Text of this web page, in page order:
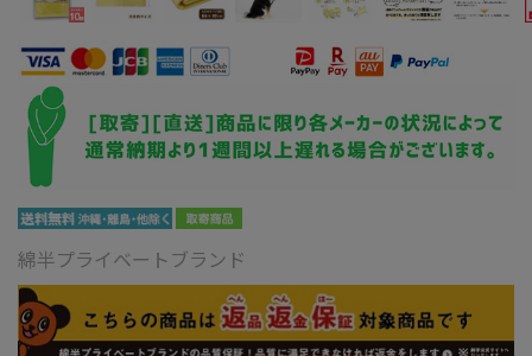
綿半プライベートブランド